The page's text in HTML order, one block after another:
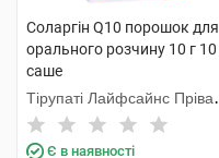
Соларгін Q10 порошок для
орального розчину 10 г 10
саше
Тірупаті Лайфсайнс Пріват
Лімітед
Є в наявності